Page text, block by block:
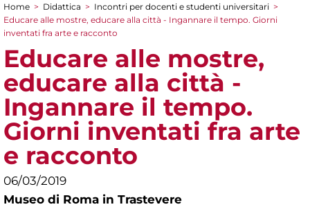
Tu sei qui
Home > Didattica > Incontri per docenti e studenti universitari >
Educare alle mostre, educare alla città - Ingannare il tempo. Giorni
inventati fra arte e racconto
Educare alle mostre,
educare alla città -
Ingannare il tempo.
Giorni inventati fra arte
e racconto
06/03/2019
Museo di Roma in Trastevere